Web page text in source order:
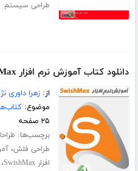
طراحی سیستم
دانلود کتاب آموزش نرم افزار SwishMax
از:زهرا داوری
موضوع:
۲۵ صفحه
برچسب‌ها:
طراحی فلش،
افزار SwishMax